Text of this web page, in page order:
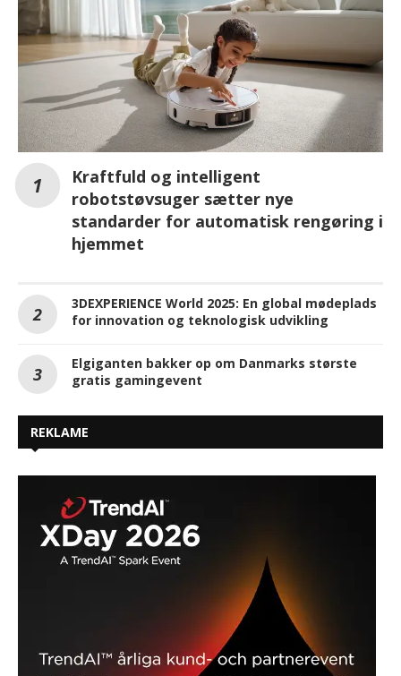
Kraftfuld og intelligent
robotstøvsuger sætter nye
standarder for automatisk rengøring i
hjemmet
3DEXPERIENCE World 2025: En global mødeplads
for innovation og teknologisk udvikling
Elgiganten bakker op om Danmarks største
gratis gamingevent
REKLAME